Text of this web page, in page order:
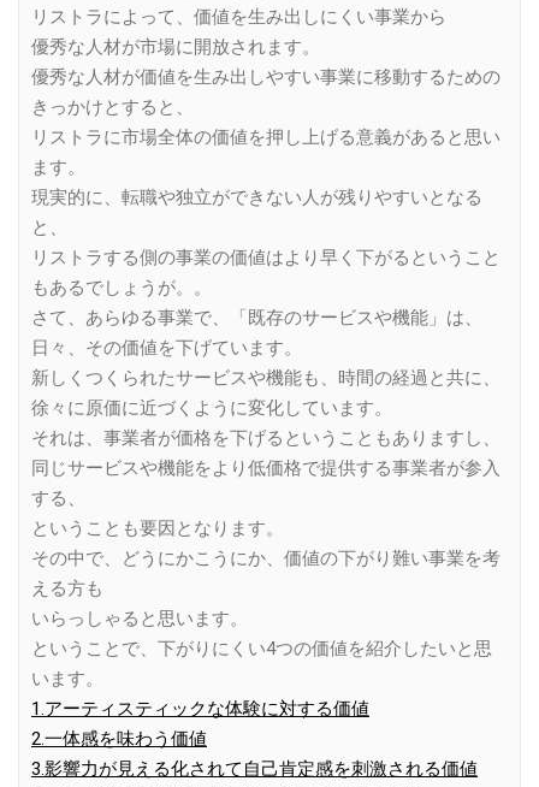
リストラによって、価値を生み出しにくい事業から
優秀な人材が市場に開放されます。
優秀な人材が価値を生み出しやすい事業に移動するための
きっかけとすると、
リストラに市場全体の価値を押し上げる意義があると思い
ます。
現実的に、転職や独立ができない人が残りやすいとなる
と、
リストラする側の事業の価値はより早く下がるということ
もあるでしょうが。。
さて、あらゆる事業で、「既存のサービスや機能」は、
日々、その価値を下げています。
新しくつくられたサービスや機能も、時間の経過と共に、
徐々に原価に近づくように変化しています。
それは、事業者が価格を下げるということもありますし、
同じサービスや機能をより低価格で提供する事業者が参入
する、
ということも要因となります。
その中で、どうにかこうにか、価値の下がり難い事業を考
える方も
いらっしゃると思います。
ということで、下がりにくい4つの価値を紹介したいと思
います。
1.アーティスティックな体験に対する価値
2.一体感を味わう価値
3.影響力が見える化されて自己肯定感を刺激される価値